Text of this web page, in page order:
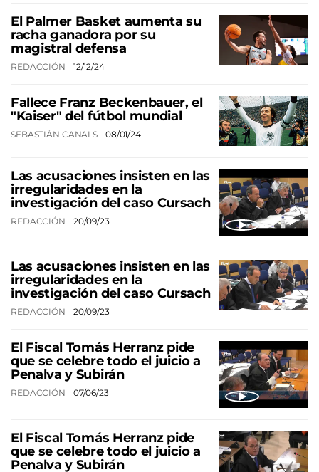
El Palmer Basket aumenta su
racha ganadora por su
magistral defensa
REDACCIÓN 12/12/24
Fallece Franz Beckenbauer, el
"Kaiser" del fútbol mundial
SEBASTIÁN CANALS 08/01/24
Las acusaciones insisten en las
irregularidades en la
investigación del caso Cursach
REDACCIÓN 20/09/23
Las acusaciones insisten en las
irregularidades en la
investigación del caso Cursach
REDACCIÓN 20/09/23
El Fiscal Tomás Herranz pide
que se celebre todo el juicio a
Penalva y Subirán
REDACCIÓN 07/06/23
El Fiscal Tomás Herranz pide
que se celebre todo el juicio a
Penalva y Subirán